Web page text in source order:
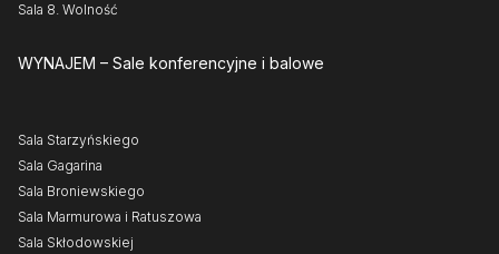
Sala 8. Wolność
WYNAJEM – Sale konferencyjne i balowe
Sala Starzyńskiego
Sala Gagarina
Sala Broniewskiego
Sala Marmurowa i Ratuszowa
Sala Skłodowskiej